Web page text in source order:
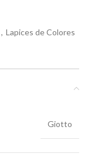
, Lapices de Colores
Giotto